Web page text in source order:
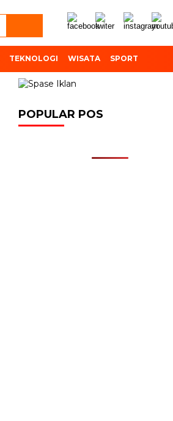
TEKNOLOGI WISATA SPORT
POPULAR POS